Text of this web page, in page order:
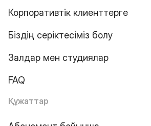
Корпоративтік клиенттерге
Біздің серіктесіміз болу
Залдар мен студиялар
FAQ
Құжаттар